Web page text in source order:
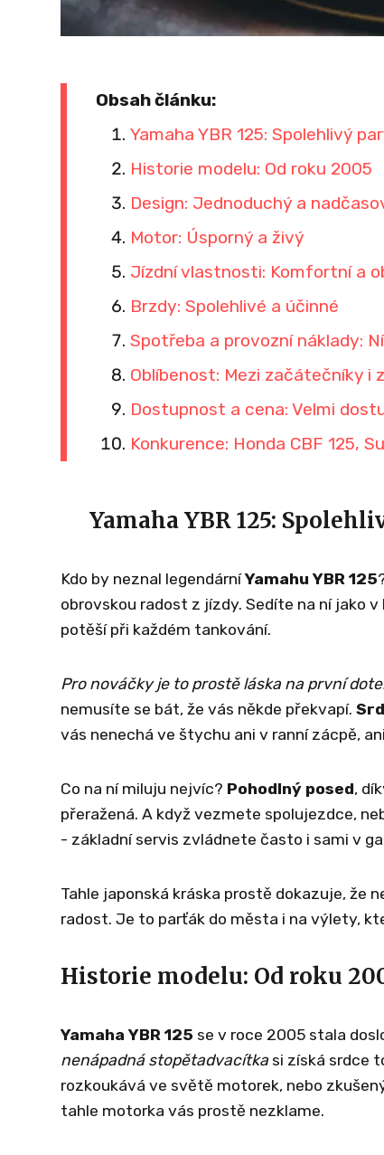
Obsah článku:
Yamaha YBR 125: Spolehlivý
Historie modelu: Od roku 2005
Design: Jednoduchý a
Motor: Úsporný a živý
Jízdní vlastnosti: Komfortní a
Brzdy: Spolehlivé a účinné
Spotřeba a provozní náklady:
Oblíbenost: Mezi začátečníky i
Dostupnost a cena: Velmi
Konkurence: Honda CBF 125,
Yamaha YBR 125:
Kdo by neznal legendárníYamahu YBR 125
obrovskou radost z jízdy. Sedíte na ní jako
potěší při každém tankování.
Pro nováčky je to prostě láska na první
nemusíte se bát, že vás někde překvapí.
vás nenechá ve štychu ani v ranní zácpě,
Co na ní miluju nejvíc? Pohodlný posed,
přeražená. A když vezmete spolujezdce,
- základní servis zvládnete často i sami v
Tahle japonská kráska prostě dokazuje,
radost. Je to parťák do města i na výlety,
Historie modelu: Od roku
Yamaha YBR 125 se v roce 2005 stala
nenápadná stopětadvacítka si získá srdce
rozkoukává ve světě motorek, nebo
tahle motorka vás prostě nezklame.